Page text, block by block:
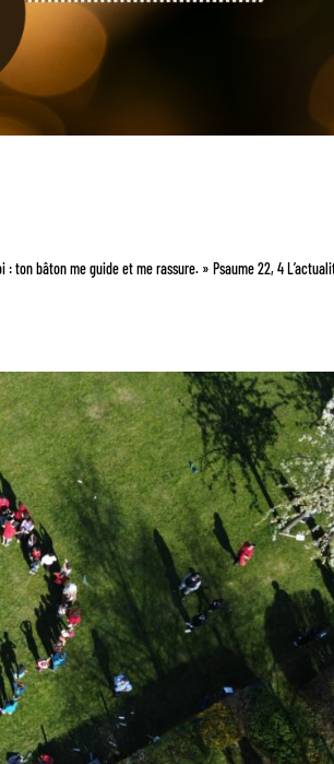
bâton me guide et me rassure. » Psaume 22, 4